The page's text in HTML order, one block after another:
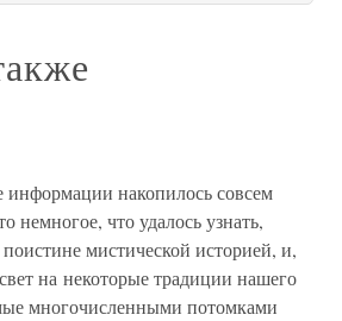
накопилось совсем
немногое, что удалось узнать,
мистической историей, и,
на некоторые традиции нашего
многочисленными потомками